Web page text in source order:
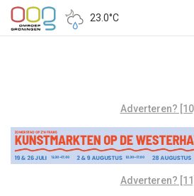
23.0°C
Adverteren? [10]
Adverteren? [11]